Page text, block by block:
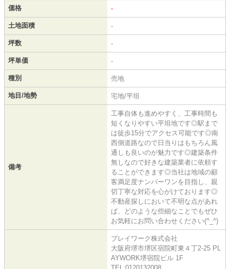
価格 -
土地面積 -
坪数 -
坪単価 -
種別 売地
地目/地勢 宅地/平坦
備考
工事自体も進めやすく、工事時間も
短くなりやすい平坦地です◎駅まで
は徒歩15分でアクセス可能です◎南
西側道路なので日当りはもちろん風
通しも良いのが魅力です◎建築条件
無しなので好きな建築業者に依頼す
ることができます◎当社は地域の顧
客満足度ナンバーワンを目指し、親
切丁寧な対応を心がけております◎
不動産探しにおいて不明な点があれ
ば、どのような些細なことでもぜひ
お気軽にお問い合わせください(^_^)
プレイワーク株式会社
大阪府堺市堺区宿院町東４丁2-25 PL
AYWORK堺宿院ビル 1F